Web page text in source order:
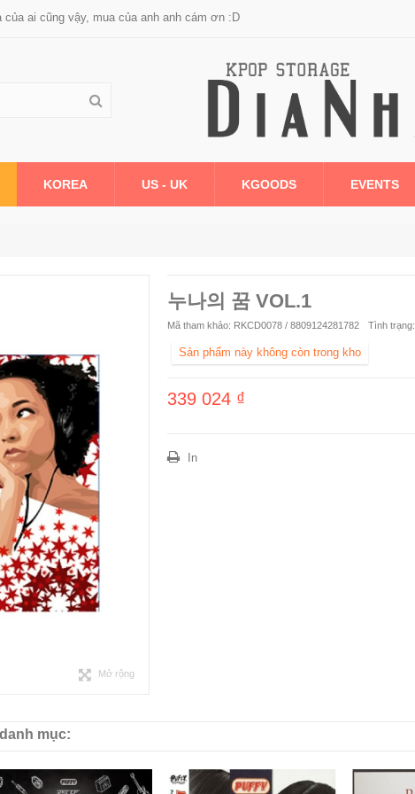
của ai cũng vậy, mua của anh anh cám ơn :D
KOREA US - UK KGOODS EVENTS
Mở rộng
누나의 꿈 VOL.1
Mã tham khảo: RKCD0078 / 8809124281782 Tình trạng:
Sản phẩm này không còn trong kho
339 024 ₫
In
mục: